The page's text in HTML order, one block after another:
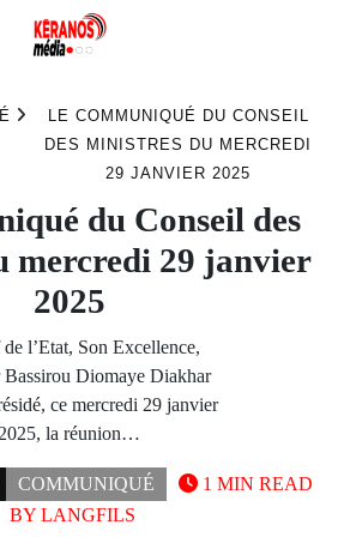
LE COMMUNIQUÉ DU CONSEIL
DES MINISTRES DU MERCREDI
29 JANVIER 2025
du Conseil des
mercredi 29 janvier
2025
l’Etat, Son Excellence,
Diomaye Diakhar
ce mercredi 29 janvier
2025, la réunion…
COMMUNIQUÉ
BY LANGFILS
1 MIN READ